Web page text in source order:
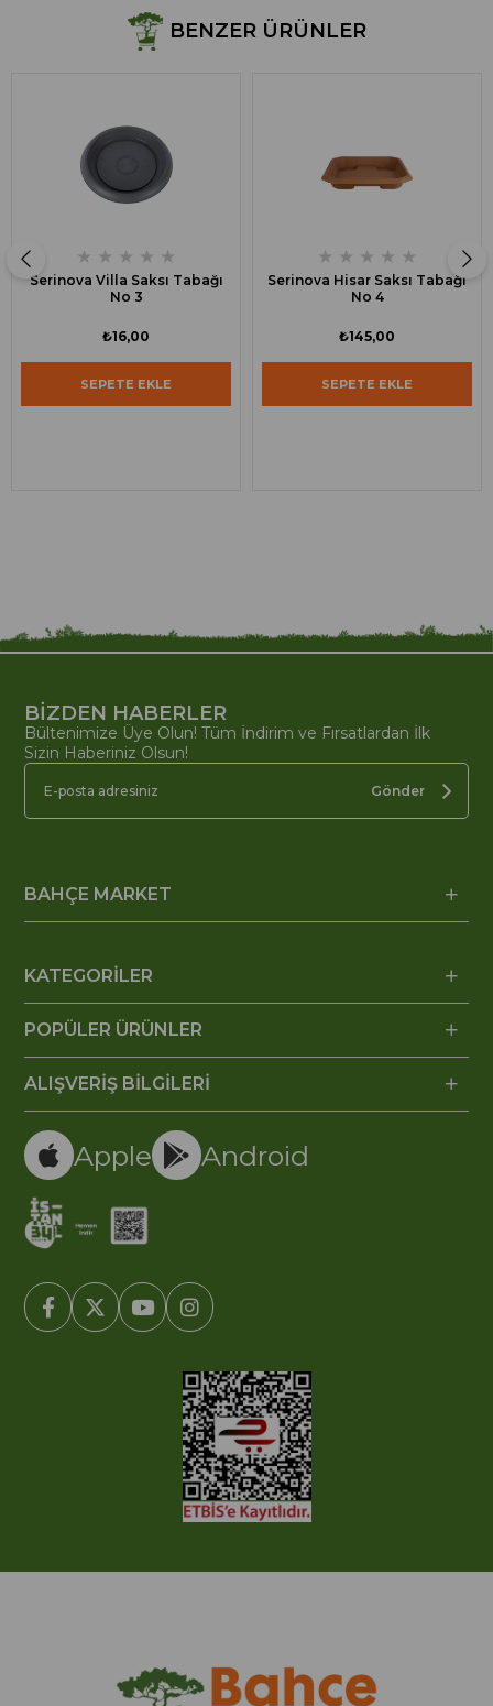
BENZER ÜRÜNLER
★ ★ ★ ★ ★
Serinova Villa Saksı Tabağı
No 3
₺16,00
SEPETE EKLE
★ ★ ★ ★ ★
Serinova Hisar Saksı Tabağı
No 4
₺145,00
SEPETE EKLE
BİZDEN HABERLER
Bültenimize Üye Olun! Tüm İndirim ve Fırsatlardan İlk
Sizin Haberiniz Olsun!
Gönder
BAHÇE MARKET
KATEGORİLER
POPÜLER ÜRÜNLER
ALIŞVERİŞ BİLGİLERİ
Apple Android